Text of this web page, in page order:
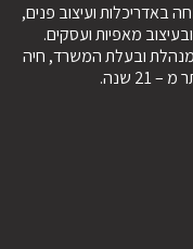
באדריכלות ועיצוב פנים,
מאפיות ועסקים.
מנהלת ובעלת המשרד, חיה
שנה.